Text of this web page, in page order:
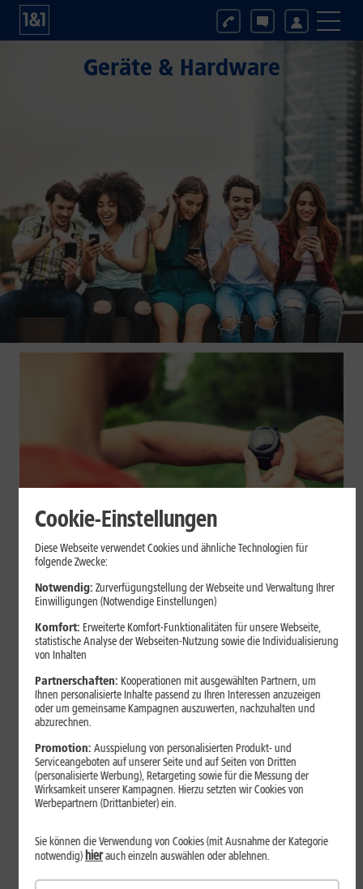
Geräte & Hardware
Geräte & Hardware
Smartwatch beim Sport: So
unterstützt sie Dein Training
Eine Smartwatch macht Belastung, Tempo und Trainingsablauf
sichtbar. Erfahre, wie Du Pulsmessung, Herzfrequenzzonen, GPS,
keine medizinische Beurteilung ersetzen.
Mehr erfahren
Cookie-Einstellungen
Diese Webseite verwendet Cookies und ähnliche Technologien für
folgende Zwecke:
Notwendig: Zurverfügungstellung der Webseite und Verwaltung Ihrer
Einwilligungen (Notwendige Einstellungen)
Komfort: Erweiterte Komfort-Funktionalitäten für unsere Webseite,
statistische Analyse der Webseiten-Nutzung sowie die Individualisierung
von Inhalten
Partnerschaften: Kooperationen mit ausgewählten Partnern, um
Ihnen personalisierte Inhalte passend zu Ihren Interessen anzuzeigen
oder um gemeinsame Kampagnen auszuwerten, nachzuhalten und
abzurechnen.
Promotion: Ausspielung von personalisierten Produkt- und
Serviceangeboten auf unserer Seite und auf Seiten von Dritten
(personalisierte Werbung), Retargeting sowie für die Messung der
Wirksamkeit unserer Kampagnen. Hierzu setzten wir Cookies von
Werbepartnern (Drittanbieter) ein.
Sie können die Verwendung von Cookies (mit Ausnahme der Kategorie
notwendig) hierauch einzeln auswählen oder ablehnen.